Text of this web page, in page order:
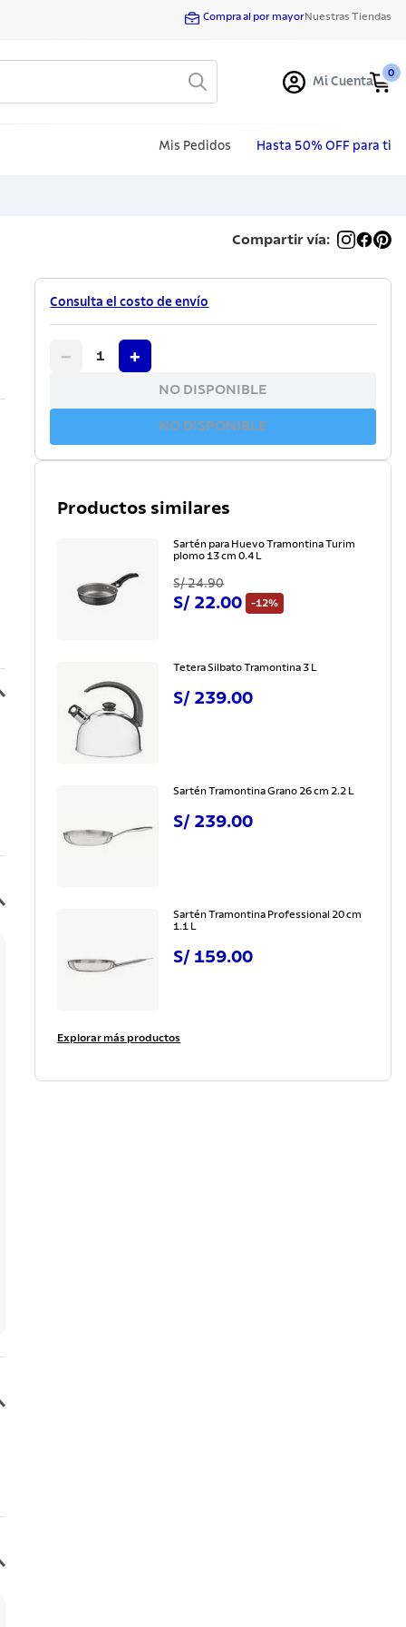
Compra al por mayorNuestras Tiendas
Mi Cuenta
0
Mis Pedidos Hasta 50% OFF para ti
Compartir vía:
Consulta el costo de envío
− 1 +
NO DISPONIBLE
NO DISPONIBLE
Productos similares
Sartén para Huevo Tramontina Turim
plomo 13 cm 0.4 L
S/ 24.90
S/ 22.00 -12%
Tetera Silbato Tramontina 3 L
S/ 239.00
Sartén Tramontina Grano 26 cm 2.2 L
S/ 239.00
Sartén Tramontina Professional 20 cm
1.1 L
S/ 159.00
Explorar más productos